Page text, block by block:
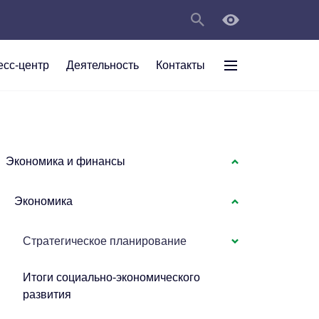
центр Деятельность Контакты
Экономика и финансы
Экономика
Стратегическое планирование
Итоги социально-экономического
развития